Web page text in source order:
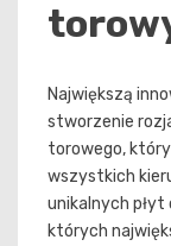
Największą
stworzenie
torowego,
wszystkich
unikalnych płyt
których